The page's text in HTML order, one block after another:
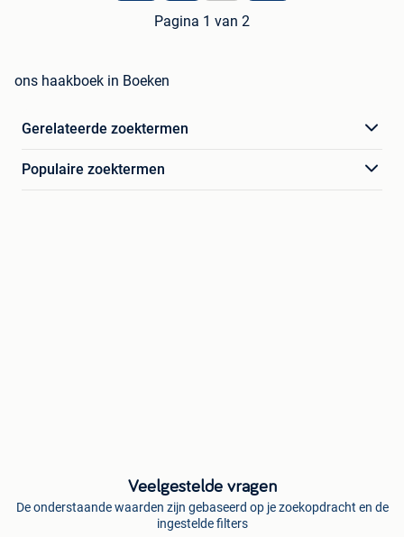
Pagina 1 van 2
ons haakboek in Boeken
Gerelateerde zoektermen
Populaire zoektermen
Veelgestelde vragen
De onderstaande waarden zijn gebaseerd op je zoekopdracht en de
ingestelde filters